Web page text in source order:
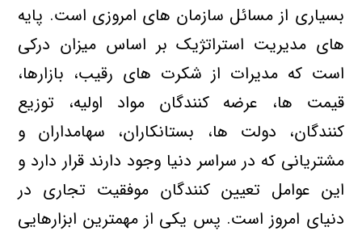
بسیاری از مسائل سازمان های امروزی است. پایه
های مدیریت استراتژیک بر اساس میزان درکی
است که مدیرات از شکرت های رقیب، بازارها،
قیمت ها، عرضه کنندگان مواد اولیه، توزیع
کنندگان، دولت ها، بستانکاران، سهامداران و
مشتریانی که در سراسر دنیا وجود دارند قرار دارد و
این عوامل تعیین کنندگان موفقیت تجاری در
دنیای امروز است. پس یکی از مهمترین ابزارهایی